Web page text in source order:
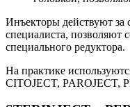
Инъекторы действуют
специалиста, позволяют
специального редуктора.
На практике
CITOJECT, PAROJECT,